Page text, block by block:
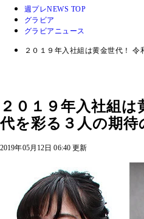
週プレNEWS TOP
グラビア
グラビアニュース
２０１９年入社組は黄金世代！
２０１９年入社組
代を彩る３人の期待
2019年05月12日 06:40 更新